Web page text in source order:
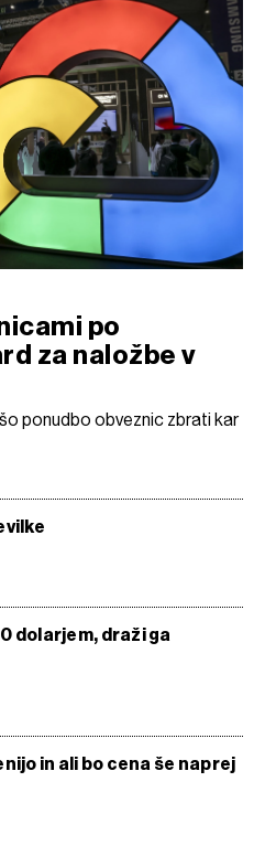
po
za naložbe v
ponudbo obveznic zbrati kar
dolarjem, draži ga
in ali bo cena še naprej